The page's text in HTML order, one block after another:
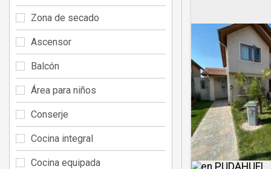
Zona de secado
Ascensor
Balcón
Área para niños
Conserje
Cocina integral
Cocina equipada